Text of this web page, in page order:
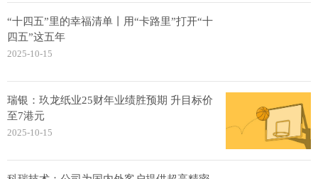
“十四五”里的幸福清单丨用“卡路里”打开“十
四五”这五年
2025-10-15
瑞银：玖龙纸业25财年业绩胜预期 升目标价
至7港元
2025-10-15